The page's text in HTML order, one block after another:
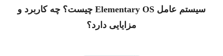
سیستم‌ عامل Elementary OS چیست؟ چه کاربرد و
مزایایی دارد؟